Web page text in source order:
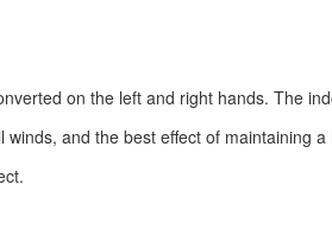
on the left and right hands. The
and the best effect of maintaining